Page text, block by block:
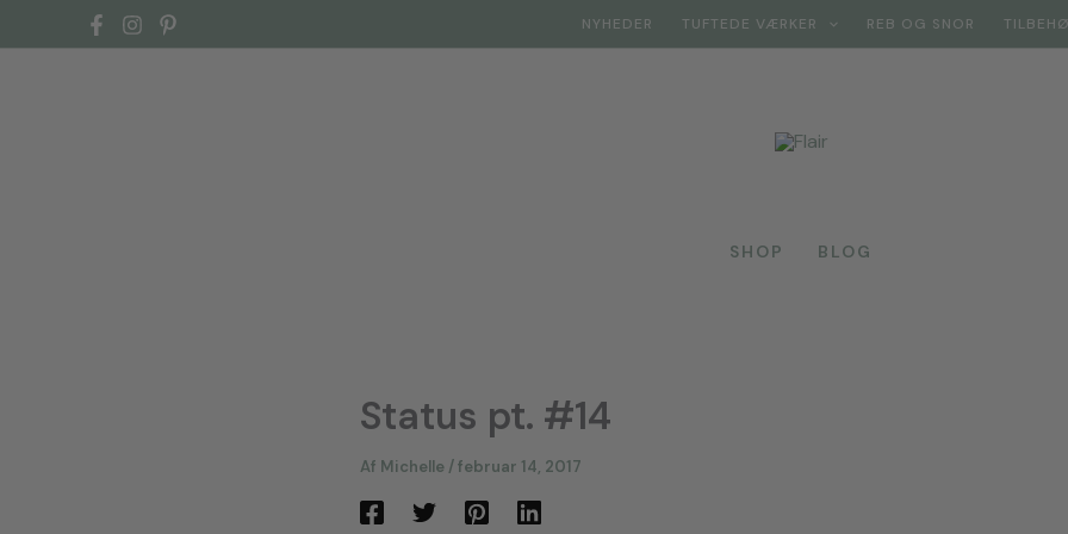
til
NYHEDER TUFTEDE VÆRKER REB OG SNOR
SHOP BLOG
Status pt. #14
Af Michelle /februar 14, 2017